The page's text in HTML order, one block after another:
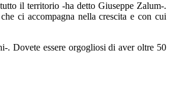
il territorio -ha detto Giuseppe Zalum-.
ci accompagna nella crescita e con cui
. Dovete essere orgogliosi di aver oltre 50